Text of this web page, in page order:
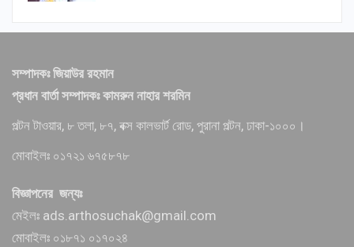
সম্পাদকঃ জিয়াউর রহমান
প্রধান বার্তা সম্পাদকঃ কামরুন নাহার শরমিন
পল্টন টাওয়ার, ৮ তলা, ৮৭, বক্স কালভার্ট রোড, পুরানা পল্টন, ঢাকা-১০০০।
মোবাইলঃ ০১৭২১ ৬৭৫৮৭৮
বিজ্ঞাপনের জন্যঃ
মেইলঃ ads.arthosuchak@gmail.com
মোবাইলঃ ০১৮৭১ ০১৭০২৪